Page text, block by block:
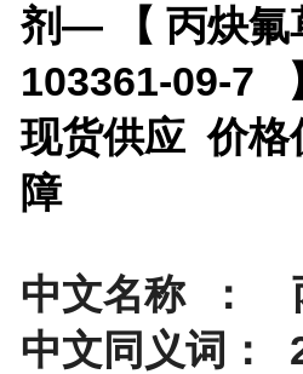
剂— 【 丙炔
103361-09-7
现货供应 价
障
中文名称 ：
中文同义词：